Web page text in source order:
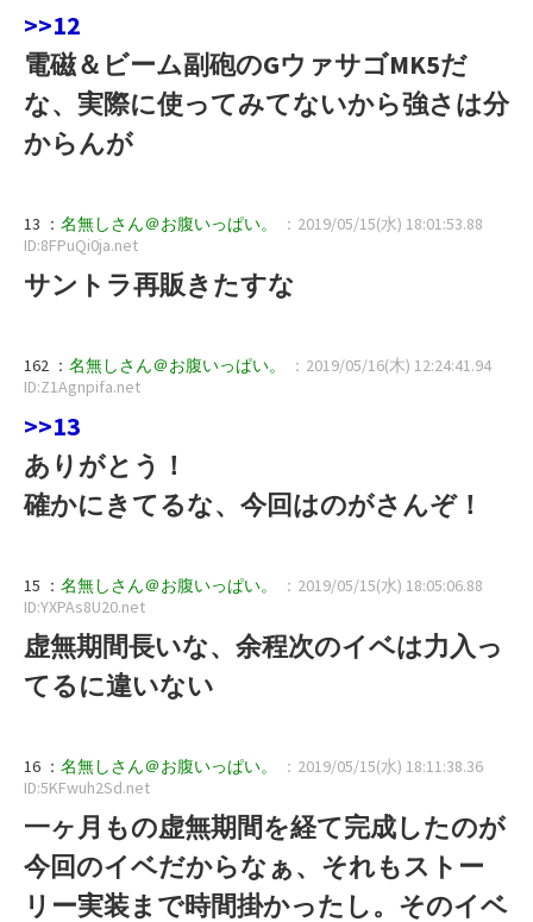
>>12
電磁＆ビーム副砲のGウァサゴMK5だ
な、実際に使ってみてないから強さは分
からんが
13 ： 名無しさん＠お腹いっぱい。
：2019/05/15(水) 18:01:53.88
ID:8FPuQi0ja.net
サントラ再販きたすな
162 ： 名無しさん＠お腹いっぱい。
：2019/05/16(木) 12:24:41.94
ID:Z1Agnpifa.net
>>13
ありがとう！
確かにきてるな、今回はのがさんぞ！
15 ： 名無しさん＠お腹いっぱい。
：2019/05/15(水) 18:05:06.88
ID:YXPAs8U20.net
虚無期間長いな、余程次のイベは力入っ
てるに違いない
16 ： 名無しさん＠お腹いっぱい。
：2019/05/15(水) 18:11:38.36
ID:5KFwuh2Sd.net
一ヶ月もの虚無期間を経て完成したのが
今回のイベだからなぁ、それもストー
リー実装まで時間掛かったし。そのイベ